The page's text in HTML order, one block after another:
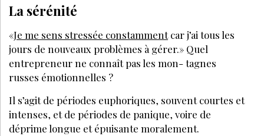
La sérénité
«Je me sens stressée constammentcar j’ai tous les
jours de nouveaux problèmes à gérer.» Quel
entrepreneur ne connaît pas les mon- tagnes
russes émotionnelles ?
Il s’agit de périodes euphoriques, souvent courtes et
intenses, et de périodes de panique, voire de
déprime longue et épuisante moralement.